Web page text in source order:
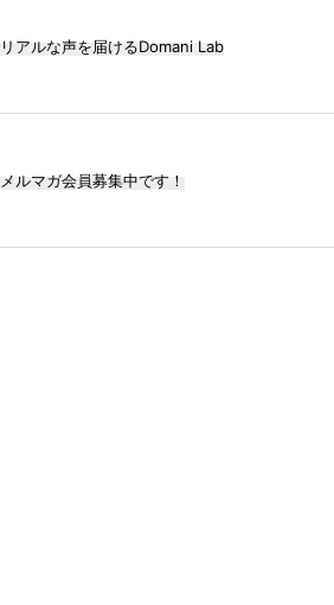
リアルな声を届けるDomani Lab
メルマガ会員募集中です！